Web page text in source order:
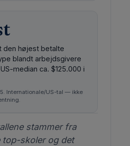
den højest betalte
blandt arbejdsgivere
median ca. $125.000 i
Internationale/US-tal — ikke
stammer fra
top-skoler og det